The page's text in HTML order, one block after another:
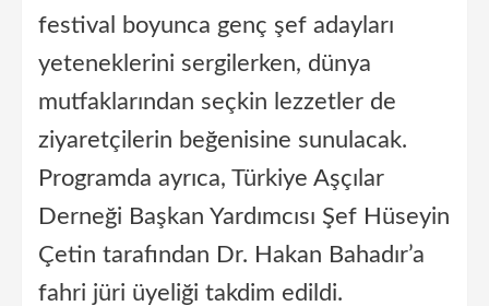
festival boyunca genç şef adayları
yeteneklerini sergilerken, dünya
mutfaklarından seçkin lezzetler de
ziyaretçilerin beğenisine sunulacak.
Programda ayrıca, Türkiye Aşçılar
Derneği Başkan Yardımcısı Şef Hüseyin
Çetin tarafından Dr. Hakan Bahadır’a
fahri jüri üyeliği takdim edildi.